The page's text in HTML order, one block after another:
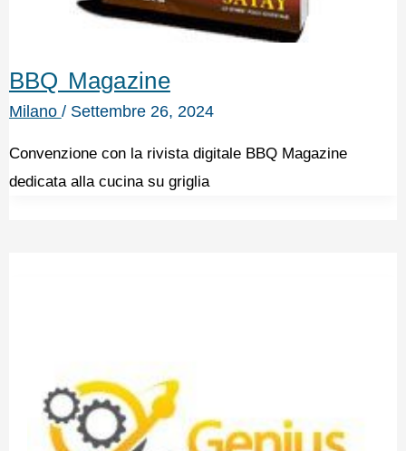
BBQ Magazine
Milano / Settembre 26, 2024
Convenzione con la rivista digitale BBQ Magazine
dedicata alla cucina su griglia